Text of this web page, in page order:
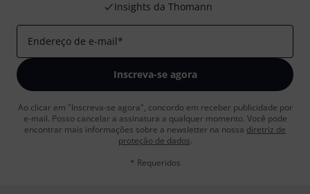
Insights da Thomann
Endereço de e-mail*
Inscreva-se agora
Ao clicar em "Inscreva-se agora", concordo em receber publicidade por
e-mail. Posso cancelar a assinatura a qualquer momento. Você pode
encontrar mais informações sobre a newsletter na nossa diretriz de
proteção de dados.
* Requeridos